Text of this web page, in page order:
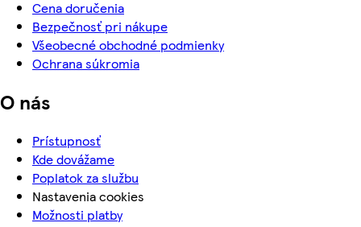
Cena doručenia
Bezpečnosť pri nákupe
Všeobecné obchodné podmienky
Ochrana súkromia
O nás
Prístupnosť
Kde dovážame
Poplatok za službu
Nastavenia cookies
Možnosti platby